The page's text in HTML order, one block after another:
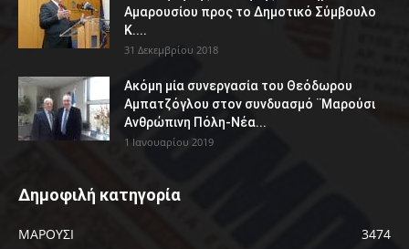
Αμαρουσίου προς το Δημοτικό Σύμβουλο
Κ....
31 Δεκεμβρίου 2018
Ακόμη μία συνεργασία του Θεόδωρου
Αμπατζόγλου στον συνδυασμό ¨Μαρούσι
Ανθρώπινη Πόλη-Νέα...
1 Ιανουαρίου 2019
Δημοφιλή κατηγορία
ΜΑΡΟΥΣΙ
3474